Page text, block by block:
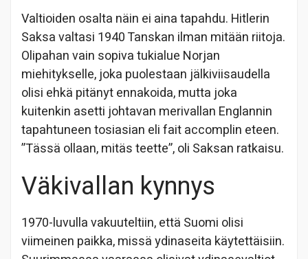
Valtioiden osalta näin ei aina tapahdu. Hitlerin
Saksa valtasi 1940 Tanskan ilman mitään riitoja.
Olipahan vain sopiva tukialue Norjan
miehitykselle, joka puolestaan jälkiviisaudella
olisi ehkä pitänyt ennakoida, mutta joka
kuitenkin asetti johtavan merivallan Englannin
tapahtuneen tosiasian eli fait accomplin eteen.
”Tässä ollaan, mitäs teette”, oli Saksan ratkaisu.
Väkivallan kynnys
1970-luvulla vakuuteltiin, että Suomi olisi
viimeinen paikka, missä ydinaseita käytettäisiin.